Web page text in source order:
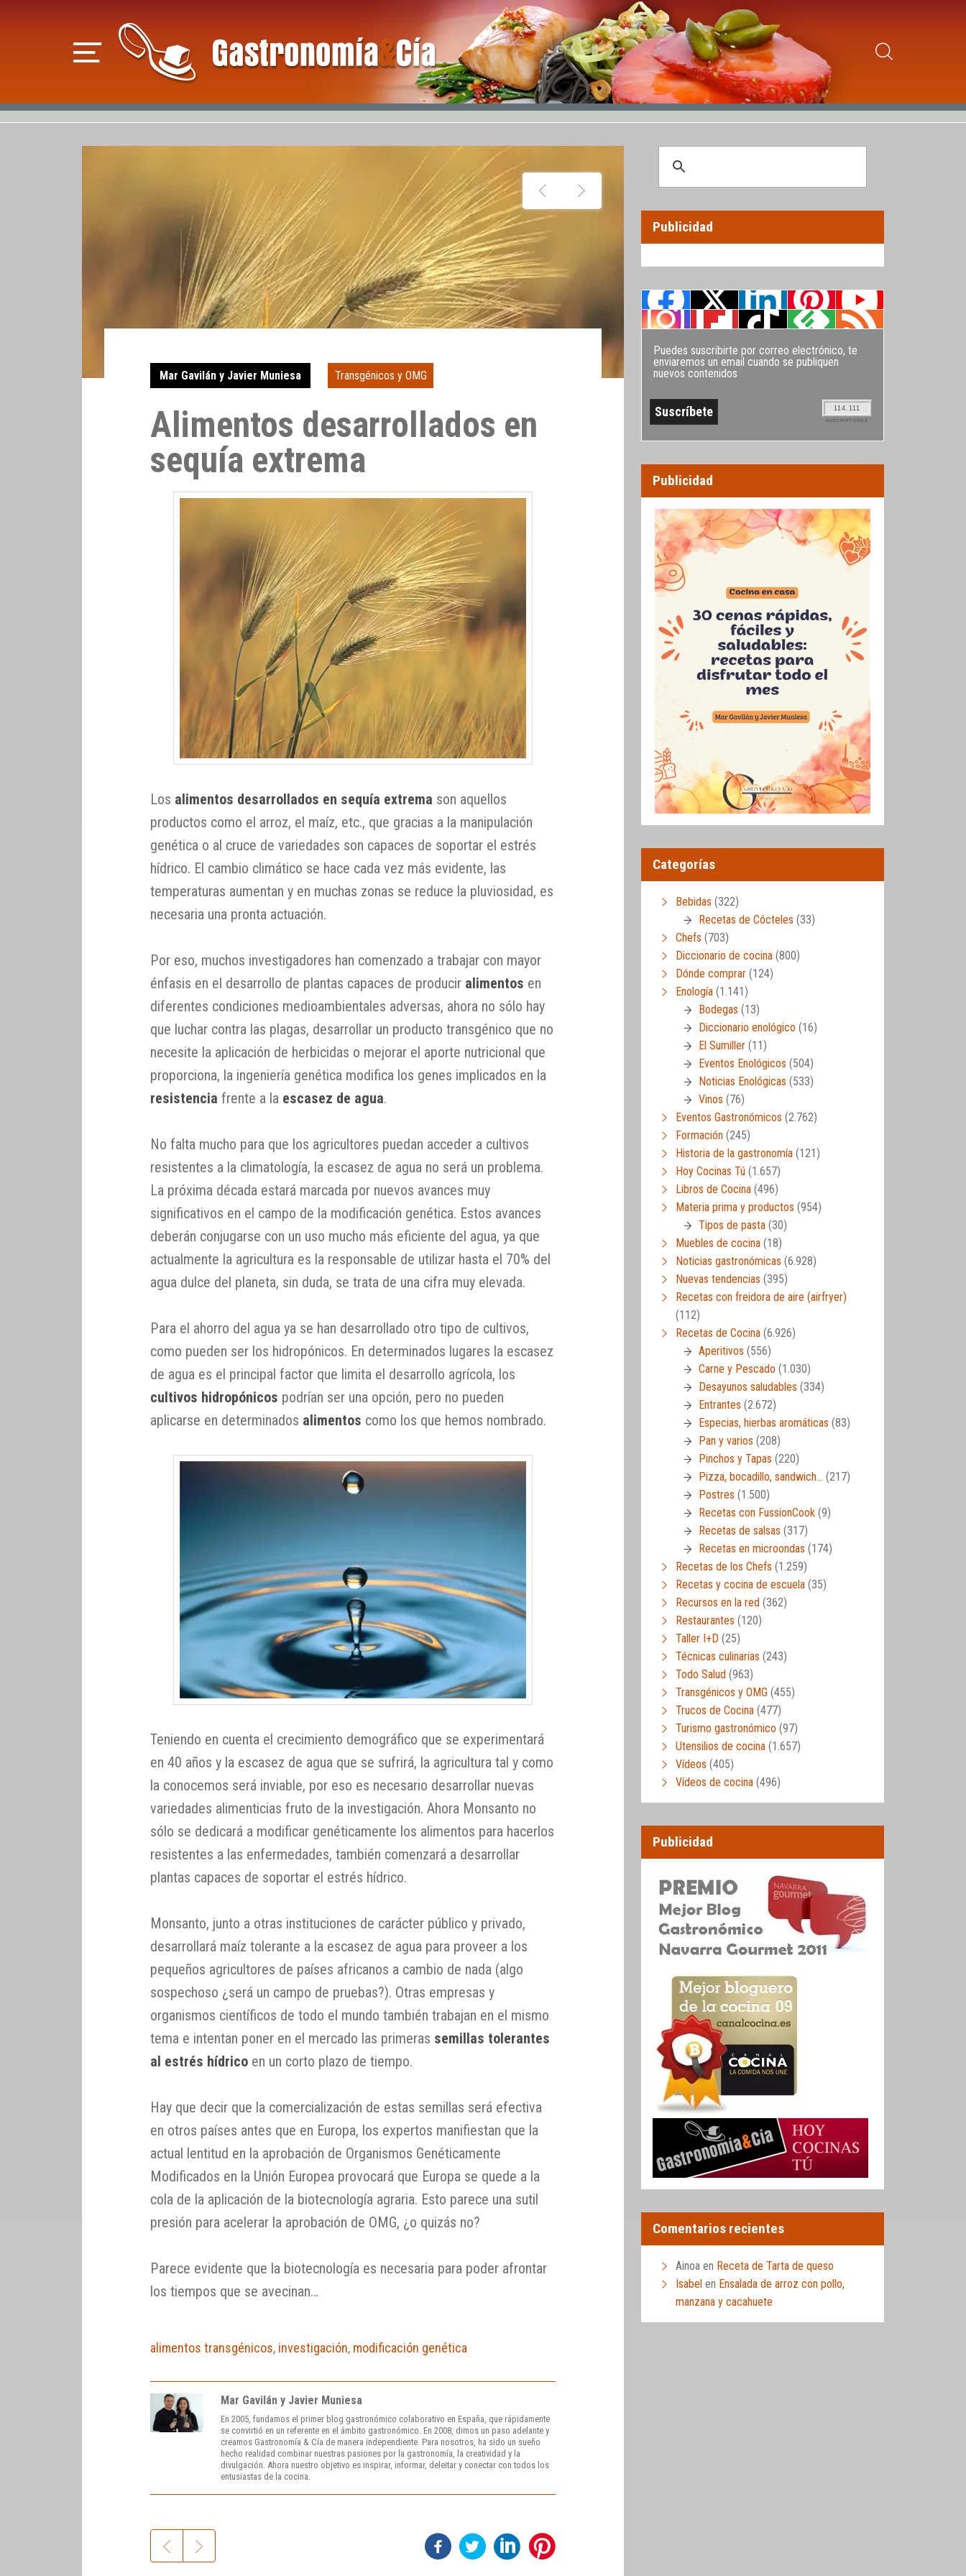
Mar Gavilán y Javier Muniesa Transgénicos y OMG
Alimentos desarrollados en
sequía extrema
Los alimentos desarrollados en sequía extrema son aquellos
productos como el arroz, el maíz, etc., que gracias a la manipulación
genética o al cruce de variedades son capaces de soportar el estrés
hídrico. El cambio climático se hace cada vez más evidente, las
temperaturas aumentan y en muchas zonas se reduce la pluviosidad, es
necesaria una pronta actuación.
Por eso, muchos investigadores han comenzado a trabajar con mayor
énfasis en el desarrollo de plantas capaces de producir alimentos en
diferentes condiciones medioambientales adversas, ahora no sólo hay
que luchar contra las plagas, desarrollar un producto transgénico que no
necesite la aplicación de herbicidas o mejorar el aporte nutricional que
proporciona, la ingeniería genética modifica los genes implicados en la
resistencia frente a la escasez de agua.
No falta mucho para que los agricultores puedan acceder a cultivos
resistentes a la climatología, la escasez de agua no será un problema.
La próxima década estará marcada por nuevos avances muy
significativos en el campo de la modificación genética. Estos avances
deberán conjugarse con un uso mucho más eficiente del agua, ya que
actualmente la agricultura es la responsable de utilizar hasta el 70% del
agua dulce del planeta, sin duda, se trata de una cifra muy elevada.
Para el ahorro del agua ya se han desarrollado otro tipo de cultivos,
como pueden ser los hidropónicos. En determinados lugares la escasez
de agua es el principal factor que limita el desarrollo agrícola, los
cultivos hidropónicos podrían ser una opción, pero no pueden
aplicarse en determinados alimentos como los que hemos nombrado.
Teniendo en cuenta el crecimiento demográfico que se experimentará
en 40 años y la escasez de agua que se sufrirá, la agricultura tal y como
la conocemos será inviable, por eso es necesario desarrollar nuevas
variedades alimenticias fruto de la investigación. Ahora Monsanto no
sólo se dedicará a modificar genéticamente los alimentos para hacerlos
resistentes a las enfermedades, también comenzará a desarrollar
plantas capaces de soportar el estrés hídrico.
Monsanto, junto a otras instituciones de carácter público y privado,
desarrollará maíz tolerante a la escasez de agua para proveer a los
pequeños agricultores de países africanos a cambio de nada (algo
sospechoso ¿será un campo de pruebas?). Otras empresas y
organismos científicos de todo el mundo también trabajan en el mismo
tema e intentan poner en el mercado las primeras semillas tolerantes
al estrés hídrico en un corto plazo de tiempo.
Hay que decir que la comercialización de estas semillas será efectiva
en otros países antes que en Europa, los expertos manifiestan que la
actual lentitud en la aprobación de Organismos Genéticamente
Modificados en la Unión Europea provocará que Europa se quede a la
cola de la aplicación de la biotecnología agraria. Esto parece una sutil
presión para acelerar la aprobación de OMG, ¿o quizás no?
Parece evidente que la biotecnología es necesaria para poder afrontar
los tiempos que se avecinan…
alimentos transgénicos, investigación, modificación genética
Mar Gavilán y Javier Muniesa
En 2005, fundamos el primer blog gastronómico colaborativo en España, que rápidamente
se convirtió en un referente en el ámbito gastronómico. En 2008, dimos un paso adelante y
creamos Gastronomía & Cía de manera independiente. Para nosotros, ha sido un sueño
hecho realidad combinar nuestras pasiones por la gastronomía, la creatividad y la
divulgación. Ahora nuestro objetivo es inspirar, informar, deleitar y conectar con todos los
entusiastas de la cocina.
Publicidad
Puedes suscribirte por correo electrónico, te
enviaremos un email cuando se publiquen
nuevos contenidos
114.111
SUSCRIPTORES
Publicidad
Categorías
Bebidas (322)
Recetas de Cócteles (33)
Chefs (703)
Diccionario de cocina (800)
Dónde comprar (124)
Enología (1.141)
Bodegas (13)
Diccionario enológico (16)
El Sumiller (11)
Eventos Enológicos (504)
Noticias Enológicas (533)
Vinos (76)
Eventos Gastronómicos (2.762)
Formación (245)
Historia de la gastronomía (121)
Hoy Cocinas Tú (1.657)
Libros de Cocina (496)
Materia prima y productos (954)
Tipos de pasta (30)
Muebles de cocina (18)
Noticias gastronómicas (6.928)
Nuevas tendencias (395)
Recetas con freidora de aire (airfryer)
(112)
Recetas de Cocina (6.926)
Aperitivos (556)
Carne y Pescado (1.030)
Desayunos saludables (334)
Entrantes (2.672)
Especias, hierbas aromáticas (83)
Pan y varios (208)
Pinchos y Tapas (220)
Pizza, bocadillo, sandwich… (217)
Postres (1.500)
Recetas con FussionCook (9)
Recetas de salsas (317)
Recetas en microondas (174)
Recetas de los Chefs (1.259)
Recetas y cocina de escuela (35)
Recursos en la red (362)
Restaurantes (120)
Taller I+D (25)
Técnicas culinarias (243)
Todo Salud (963)
Transgénicos y OMG (455)
Trucos de Cocina (477)
Turismo gastronómico (97)
Utensilios de cocina (1.657)
Vídeos (405)
Vídeos de cocina (496)
Publicidad
Comentarios recientes
Ainoa en Receta de Tarta de queso
Isabel en Ensalada de arroz con pollo,
manzana y cacahuete